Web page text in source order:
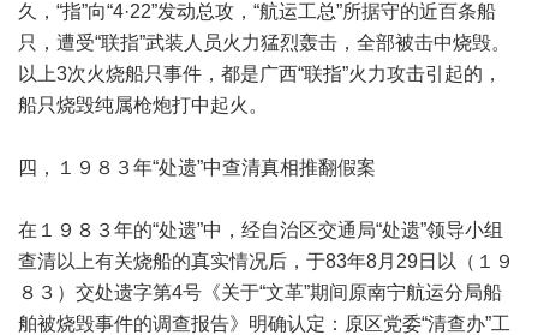
久，“指”向“4·22”发动总攻，“航运工总”所据守的近百条船
只，遭受“联指”武装人员火力猛烈轰击，全部被击中烧毁。
以上3次火烧船只事件，都是广西“联指”火力攻击引起的，
船只烧毁纯属枪炮打中起火。
四，１９８３年“处遗”中查清真相推翻假案
在１９８３年的“处遗”中，经自治区交通局“处遗”领导小组
查清以上有关烧船的真实情况后，于83年8月29日以（１９
８３）交处遗字第4号《关于“文革”期间原南宁航运分局船
舶被烧毁事件的调查报告》明确认定：原区党委“清查办”工